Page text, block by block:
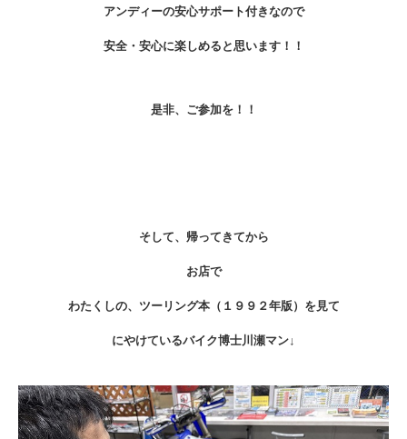
アンディーの安心サポート付きなので
安全・安心に楽しめると思います！！
是非、ご参加を！！
そして、帰ってきてから
お店で
わたくしの、ツーリング本（１９９２年版）を見て
にやけているバイク博士川瀬マン↓